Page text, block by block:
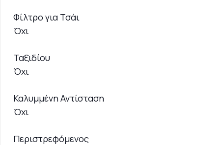
Φίλτρο για Τσάι
Όχι
Ταξιδίου
Όχι
Καλυμμένη Αντίσταση
Όχι
Περιστρεφόμενος